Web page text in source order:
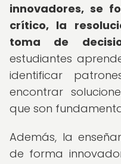
innovadores, se
crítico, la
toma de
estudiantes
identificar
encontrar
que son
Además, la
de forma